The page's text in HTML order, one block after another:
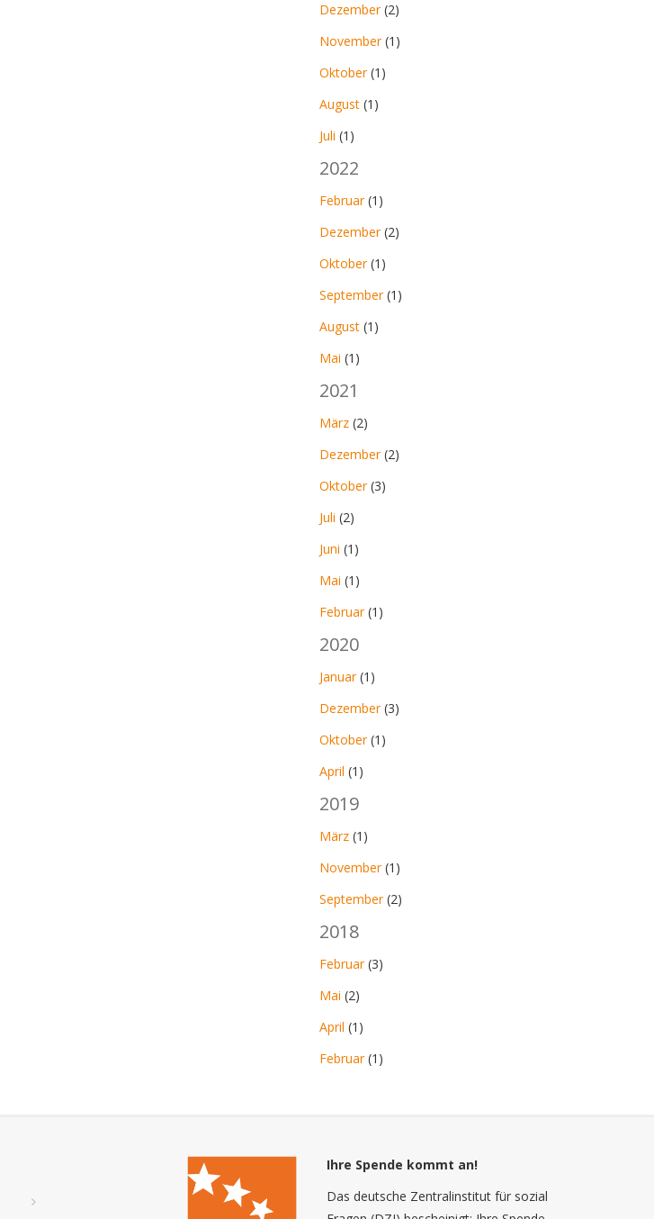
Dezember(2)
November(1)
Oktober(1)
August (1)
Juli (1)
2022
Februar(1)
Dezember(2)
Oktober(1)
September(1)
August (1)
Mai (1)
2021
März (2)
Dezember(2)
Oktober(3)
Juli (2)
Juni (1)
Mai (1)
Februar(1)
2020
Januar(1)
Dezember(3)
Oktober(1)
April (1)
2019
März (1)
November(1)
September(2)
2018
Februar(3)
Mai (2)
April (1)
Februar(1)
Ihre Spende kommt an!
Das deutsche Zentralinstitut für sozial